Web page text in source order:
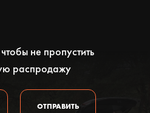
не пропустить
распродажу
ОТПРАВИТЬ